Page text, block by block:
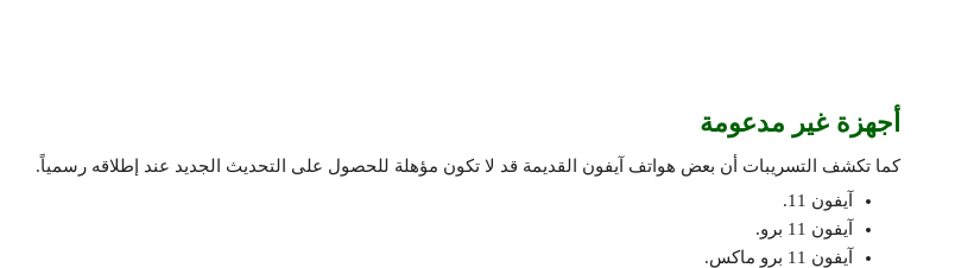
أجهزة غير مدعومة
كما تكشف التسريبات أن بعض هواتف آيفون القديمة قد لا تكون مؤهلة للحصول على التحديث الجديد عند إطلاقه رسمياً.
آيفون 11.
آيفون 11 برو.
آيفون 11 برو ماكس.